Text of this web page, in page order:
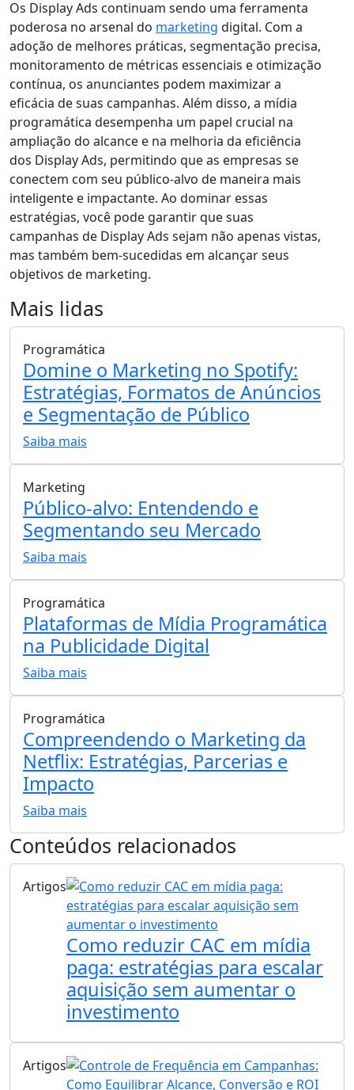
Os Display Ads continuam sendo uma ferramenta
poderosa no arsenal do marketing digital. Com a
adoção de melhores práticas, segmentação precisa,
monitoramento de métricas essenciais e otimização
contínua, os anunciantes podem maximizar a
eficácia de suas campanhas. Além disso, a mídia
programática desempenha um papel crucial na
ampliação do alcance e na melhoria da eficiência
dos Display Ads, permitindo que as empresas se
conectem com seu público-alvo de maneira mais
inteligente e impactante. Ao dominar essas
estratégias, você pode garantir que suas
campanhas de Display Ads sejam não apenas vistas,
mas também bem-sucedidas em alcançar seus
objetivos de marketing.
Mais lidas
Programática
Domine o Marketing no Spotify:
Estratégias, Formatos de Anúncios
e Segmentação de Público
Saiba mais
Marketing
Público-alvo: Entendendo e
Segmentando seu Mercado
Saiba mais
Programática
Plataformas de Mídia Programática
na Publicidade Digital
Saiba mais
Programática
Compreendendo o Marketing da
Netflix: Estratégias, Parcerias e
Impacto
Saiba mais
Conteúdos relacionados
Artigos
Como reduzir CAC em mídia
paga: estratégias para escalar
aquisição sem aumentar o
investimento
Artigos